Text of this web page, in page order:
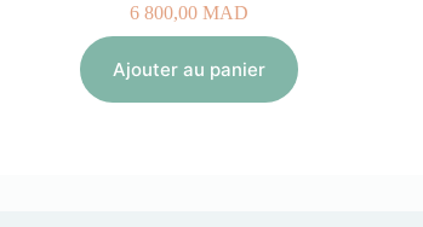
6 800,00MAD
Ajouter au panier